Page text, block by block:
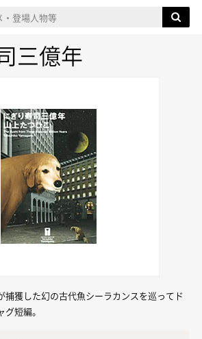
三億年
捕獲した幻の古代魚シーラカンスを巡ってド
短編。